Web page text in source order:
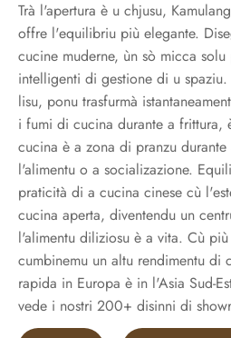
Trà l'apertura è u chjusu,
offre l'equilibriu più elegante.
cucine muderne, ùn sò micca
intelligenti di gestione di u
lisu, ponu trasfurmà
i fumi di cucina durante a frittura,
cucina è a zona di pranzu
l'alimentu o a socializazione.
praticità di a cucina cinese cù
cucina aperta, diventendu un
l'alimentu diliziosu è a vita. Cù
cumbinemu un altu rendimentu di
rapida in Europa è in l'Asia Sud-
vede i nostri 200+ disinni di